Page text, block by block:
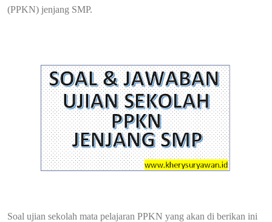
(PPKN) jenjang SMP.
Soal ujian sekolah mata pelajaran PPKN yang akan di berikan ini